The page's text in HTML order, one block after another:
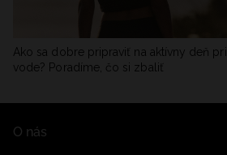
Ako sa dobre pripraviť na aktívny deň pri
vode? Poradíme, čo si zbaliť
O nás